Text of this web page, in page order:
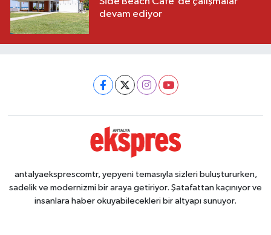
devam ediyor
antalyaeksprescomtr, yepyeni temasıyla sizleri buluştururken,
sadelik ve modernizmi bir araya getiriyor. Şatafattan kaçınıyor ve
insanlara haber okuyabilecekleri bir altyapı sunuyor.